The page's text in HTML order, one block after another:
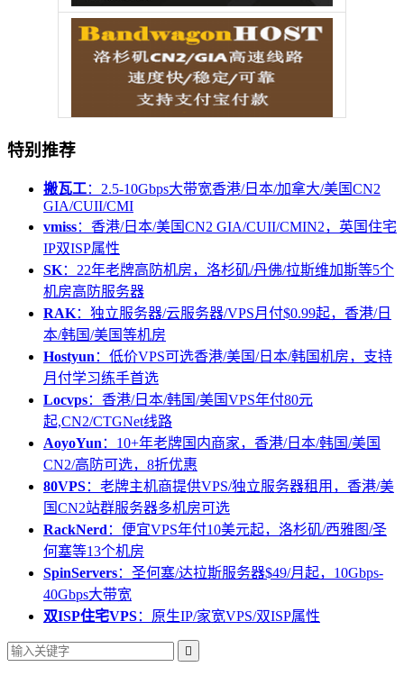
特别推荐
搬瓦工：2.5-10Gbps大带宽香港/日本/加拿大/美国CN2
GIA/CUII/CMI
vmiss：香港/日本/美国CN2 GIA/CUII/CMIN2，英国住宅
IP双ISP属性
SK：22年老牌高防机房，洛杉矶/丹佛/拉斯维加斯等5个
机房高防服务器
RAK：独立服务器/云服务器/VPS月付$0.99起，香港/日
本/韩国/美国等机房
Hostyun ：低价VPS可选香港/美国/日本/韩国机房，支持
月付学习练手首选
Locvps：香港/日本/韩国/美国VPS年付80元
起,CN2/CTGNet线路
AoyoYun ：10+年老牌国内商家，香港/日本/韩国/美国
CN2/高防可选，8折优惠
80VPS：老牌主机商提供VPS/独立服务器租用，香港/美
国CN2站群服务器多机房可选
RackNerd ：便宜VPS年付10美元起，洛杉矶/西雅图/圣
何塞等13个机房
SpinServers：圣何塞/达拉斯服务器$49/月起，10Gbps-
40Gbps大带宽
双ISP住宅VPS：原生IP/家宽VPS/双ISP属性
